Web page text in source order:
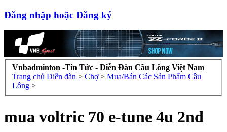
Đăng nhập hoặc Đăng ký
Vnbadminton -Tin Tức - Diễn Đàn Cầu Lông Việt Nam
Trang chủ Diễn đàn > Chợ > Mua/Bán Các Sản Phẩm Cầu
Lông >
mua voltric 70 e-tune 4u 2nd